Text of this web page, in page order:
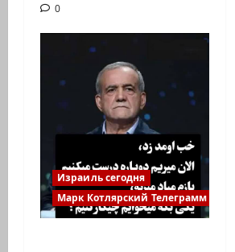
0
Израиль сегодня
Марк Котлярский Телеграмм Канал